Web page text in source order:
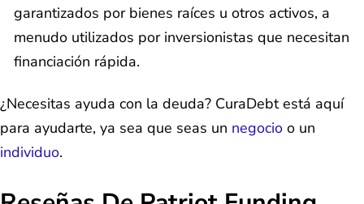
garantizados por bienes raíces u otros activos, a
menudo utilizados por inversionistas que necesitan
financiación rápida.
¿Necesitas ayuda con la deuda? CuraDebt está aquí
para ayudarte, ya sea que seas un negocio o un
individuo.